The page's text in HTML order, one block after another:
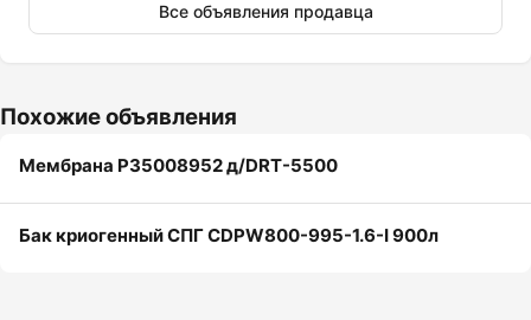
Все объявления продавца
Похожие объявления
Мембрана P35008952 д/DRT-5500
Бак криогенный СПГ CDPW800-995-1.6-I 900л